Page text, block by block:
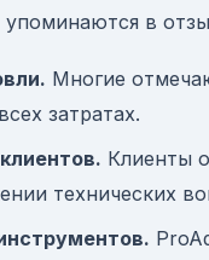
в
Многие
затратах.
Клиенты
технических